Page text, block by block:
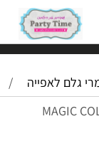
גלם לאפייה /